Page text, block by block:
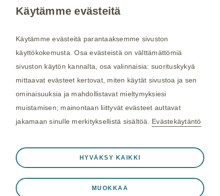
ammattilaiselta. Rokotussuositukset perustuvat
THL:nsuosituksiin. Maakohtaiset
rokotussuositukset perustuvatMatkailijan
terveysoppaaseen, jota toimittaa Kustannus Oy
Duodecim (aiemmin THL). Tarkistamme
maakohtaiset rokotesuositukset kahdesti
vuodessa.
9/2025 NP-FI-HZX-WCNT-210002
Viimeisin päivitys 30.01.2026
Käytämme evästeitä
Käytämme evästeitä parantaaksemme sivuston
käyttökokemusta. Osa evästeistä on välttämättömiä
sivuston käytön kannalta, osa valinnaisia: suorituskykyä
mittaavat evästeet kertovat, miten käytät sivustoa ja sen
ominaisuuksia ja mahdollistavat mieltymyksiesi
muistamisen; mainontaan liittyvät evästeet auttavat
jakamaan sinulle merkityksellistä sisältöä. Evästekäytäntö
Välttämättömät evästeet ❮
kuten istuntotietojen tallennukseen vierailun
MUOKKAA
HYVÄKSY KAIKKI